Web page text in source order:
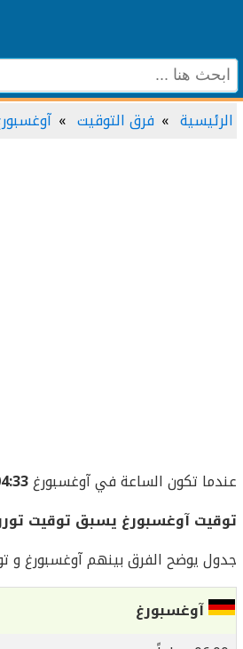
الرئيسية فرق التوقيت
عندما تكون الساعة في آوغسبورغ04:33
توقيت آوغسبورغ يسبق توقيت تورونتو
جدول يوضح الفرق بينهم آوغسبورغ و
آوغسبورغ